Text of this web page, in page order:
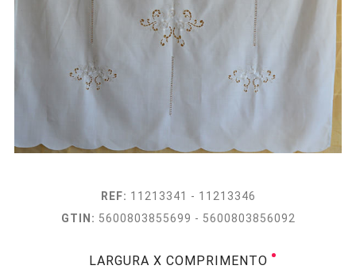
REF: 11213341 - 11213346
GTIN: 5600803855699 - 5600803856092
LARGURA X COMPRIMENTO